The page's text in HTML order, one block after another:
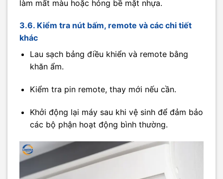
làm mất màu hoặc hỏng bề mặt nhựa.
3.6. Kiểm tra nút bấm, remote và các chi tiết
khác
Lau sạch bảng điều khiển và remote bằng
khăn ẩm.
Kiểm tra pin remote, thay mới nếu cần.
Khởi động lại máy sau khi vệ sinh để đảm bảo
các bộ phận hoạt động bình thường.